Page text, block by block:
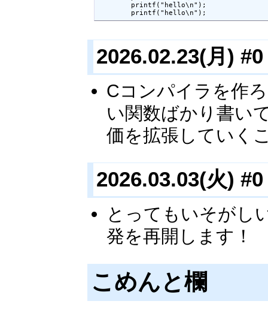
        printf("hello\n");
2026.02.23(月) #0
Cコンパイラを作
い関数ばかり書い
価を拡張していく
2026.03.03(火) #0
とってもいそがし
発を再開します！
こめんと欄